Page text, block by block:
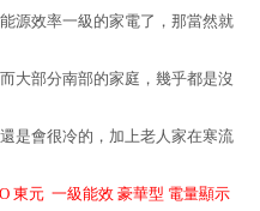
源效率一級的家電了，那當然就
大部分南部的家庭，幾乎都是沒
是會很冷的，加上老人家在寒流
東元 一級能效 豪華型 電量顯示